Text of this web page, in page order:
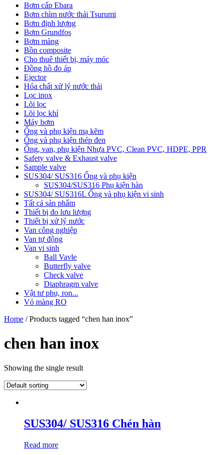
Bơm cấp Ebara
Bơm chìm nước thải Tsurumi
Bơm định lượng
Bơm Grundfos
Bơm màng
Bồn composite
Cho thuê thiết bị, máy móc
Đồng hồ đo áp
Ejector
Hóa chất xử lý nước thải
Lọc inox
Lõi lọc
Lõi lọc khí
Máy bơm
Ống và phụ kiện mạ kẽm
Ống và phụ kiện thép đen
Ống, van, phụ kiện Nhựa PVC, Clean PVC, HDPE, PPR
Safety valve & Exhaust valve
Sample valve
SUS304/ SUS316 Ống và phụ kiện
SUS304/SUS316 Phụ kiện hàn
SUS304/ SUS316L Ống và phụ kiện vi sinh
Tất cả sản phẩm
Thiết bị đo lưu lượng
Thiết bị xử lý nước
Van công nghiệp
Van tự động
Van vi sinh
Ball Vavle
Butterfly valve
Check valve
Diaphragm valve
Vật tư phụ, ron...
Vỏ màng RO
Home / Products tagged “chen han inox”
chen han inox
Showing the single result
SUS304/ SUS316 Chén hàn
Read more